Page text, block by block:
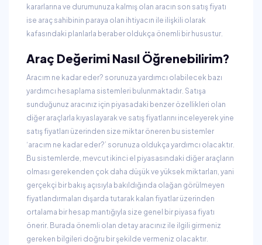
kararlarına ve durumunuza kalmış olan aracın son satış fiyatı
ise araç sahibinin paraya olan ihtiyacın ile ilişkili olarak
kafasındaki planlarla beraber oldukça önemli bir husustur.
Araç Değerimi Nasıl Öğrenebilirim?
Aracım ne kadar eder? sorunuza yardımcı olabilecek bazı
yardımcı hesaplama sistemleri bulunmaktadır. Satışa
sunduğunuz aracınız için piyasadaki benzer özellikleri olan
diğer araçlarla kıyaslayarak ve satış fiyatlarını inceleyerek yine
satış fiyatları üzerinden size miktar öneren bu sistemler
‘aracım ne kadar eder?’ sorunuza oldukça yardımcı olacaktır.
Bu sistemlerde, mevcut ikinci el piyasasındaki diğer araçların
olması gerekenden çok daha düşük ve yüksek miktarları, yani
gerçekçi bir bakış açısıyla bakıldığında olağan görülmeyen
fiyatlandırmaları dışarda tutarak kalan fiyatlar üzerinden
ortalama bir hesap mantığıyla size genel bir piyasa fiyatı
önerir. Burada önemli olan detay aracınız ile ilgili girmeniz
gereken bilgileri doğru bir şekilde vermeniz olacaktır.